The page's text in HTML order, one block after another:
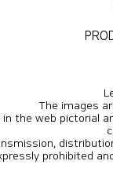
The images
prohibited